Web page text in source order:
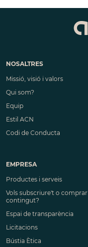
NOSALTRES
Missió, visió i valors
Qui som?
Equip
Estil ACN
Codi de Conducta
EMPRESA
Productes i serveis
Vols subscriure't o
contingut?
Espai de transparència
Licitacions
Bústia Ètica